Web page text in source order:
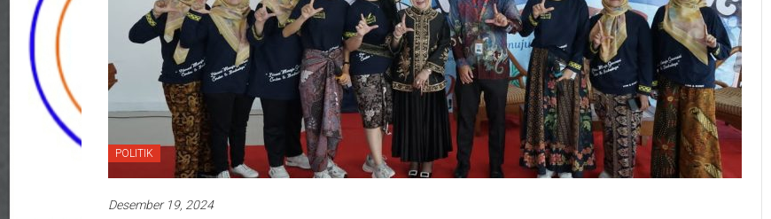
POLITIK
Desember 19, 2024